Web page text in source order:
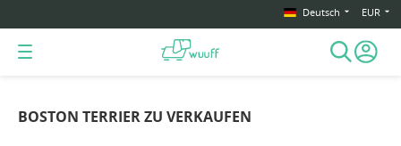
Deutsch EUR
BOSTON TERRIER ZU VERKAUFEN